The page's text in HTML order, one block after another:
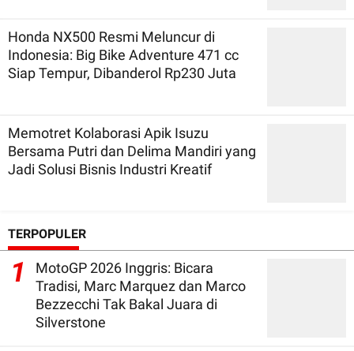
Honda NX500 Resmi Meluncur di
Indonesia: Big Bike Adventure 471 cc
Siap Tempur, Dibanderol Rp230 Juta
Memotret Kolaborasi Apik Isuzu
Bersama Putri dan Delima Mandiri yang
Jadi Solusi Bisnis Industri Kreatif
TERPOPULER
1
MotoGP 2026 Inggris: Bicara
Tradisi, Marc Marquez dan Marco
Bezzecchi Tak Bakal Juara di
Silverstone